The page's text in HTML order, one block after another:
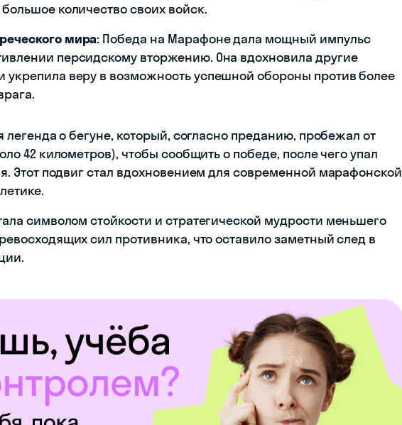
большое количество своих войск.
мира: Победа на Марафоне дала мощный импульс
персидскому вторжению. Она вдохновила другие
укрепила веру в возможность успешной обороны против более
легенда о бегуне, который, согласно преданию, пробежал от
42 километров), чтобы сообщить о победе, после чего упал
Этот подвиг стал вдохновением для современной марафонской
символом стойкости и стратегической мудрости меньшего
сил противника, что оставило заметный след в